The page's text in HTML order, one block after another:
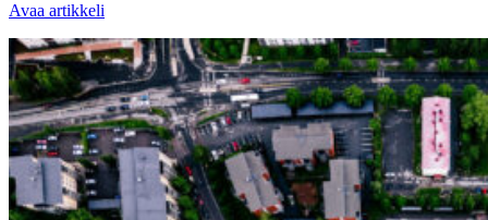
Avaa artikkeli